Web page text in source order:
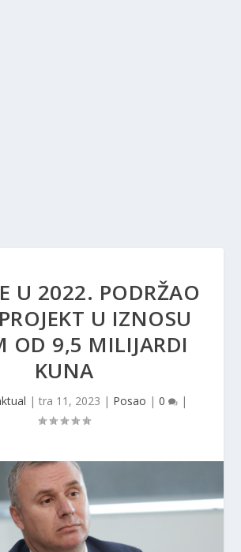
U 2022. PODRŽAO
U IZNOSU
OD 9,5 MILIJARDI
KUNA
| tra 11, 2023 | Posao | 0 |